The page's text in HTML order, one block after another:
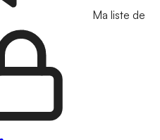
Ma liste de